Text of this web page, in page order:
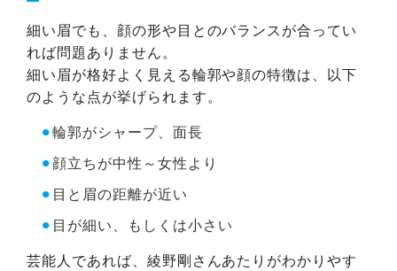
細い眉でも、顔の形や目とのバランスが合ってい
れば問題ありません。
細い眉が格好よく見える輪郭や顔の特徴は、以下
のような点が挙げられます。
⚫︎輪郭がシャープ、面長
⚫︎顔立ちが中性～女性より
⚫︎ 目と眉の距離が近い
⚫︎ 目が細い、もしくは小さい
芸能人であれば、綾野剛さんあたりがわかりやす